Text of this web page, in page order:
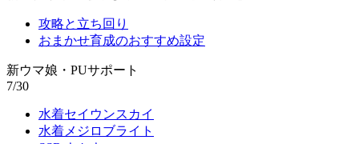
攻略と立ち回り
おまかせ育成のおすすめ設定
新ウマ娘・PUサポート
7/30
水着セイウンスカイ
水着メジロブライト